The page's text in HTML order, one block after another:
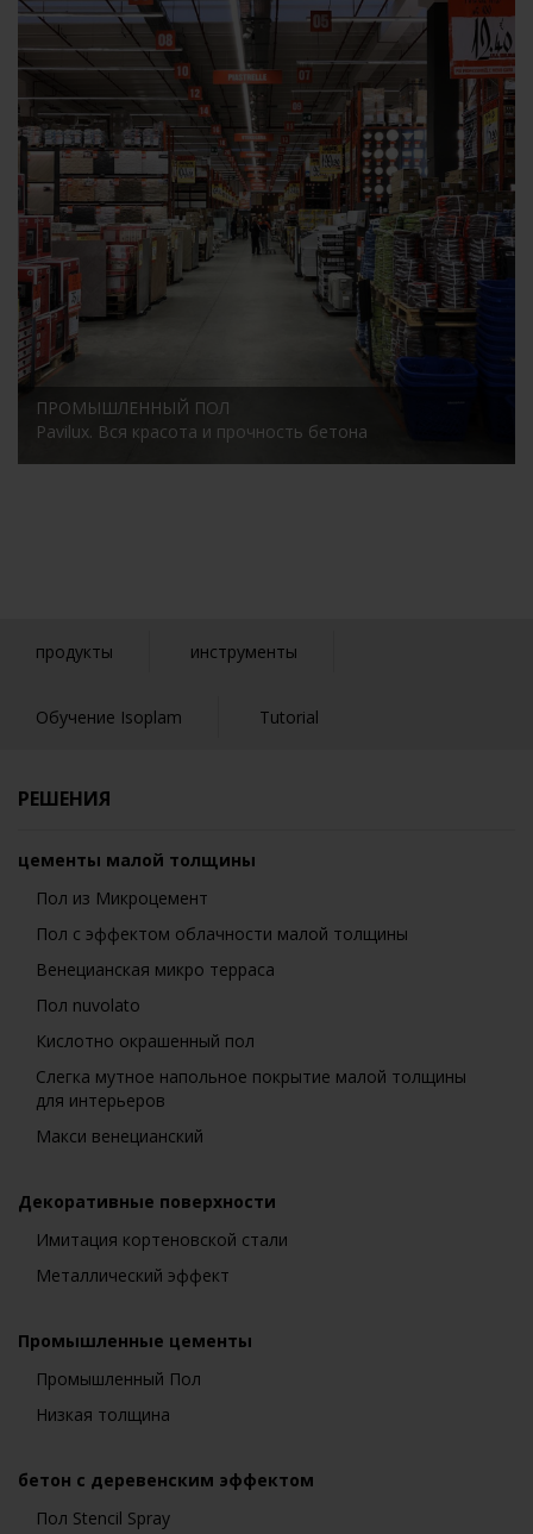
ПРОМЫШЛЕННЫЙ ПОЛ
Pavilux. Вся красота и прочность бетона
продукты инструменты
Обучение Isoplam Tutorial
РЕШЕНИЯ
цементы малой толщины
Пол из Микроцемент
Пол с эффектом облачности малой толщины
Венецианская микро терраса
Пол nuvolato
Кислотно окрашенный пол
Слегка мутное напольное покрытие малой толщины
для интерьеров
Макси венецианский
Декоративные поверхности
Имитация кортеновской стали
Металлический эффект
Промышленные цементы
Промышленный Пол
Низкая толщина
бетон с деревенским эффектом
Пол Stencil Spray